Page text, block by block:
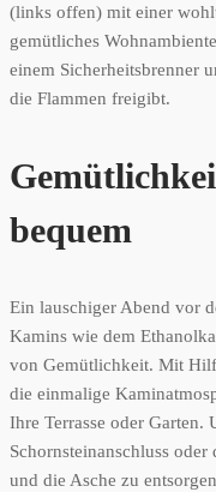
(links offen) mit einer
gemütliches
einem Sicherheitsbrenner
die Flammen freigibt.
bequem
Ein lauschiger Abend vor
Kamins wie dem
von Gemütlichkeit. Mit
die einmalige
Ihre Terrasse oder Garten.
Schornsteinanschluss
und die Asche zu